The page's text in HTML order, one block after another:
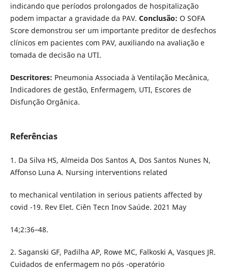
indicando que períodos prolongados de hospitalização
podem impactar a gravidade da PAV. Conclusão: O SOFA
Score demonstrou ser um importante preditor de desfechos
clínicos em pacientes com PAV, auxiliando na avaliação e
tomada de decisão na UTI.
Descritores: Pneumonia Associada à Ventilação Mecânica,
Indicadores de gestão, Enfermagem, UTI, Escores de
Disfunção Orgânica.
Referências
1. Da Silva HS, Almeida Dos Santos A, Dos Santos Nunes N,
Affonso Luna A. Nursing interventions related
to mechanical ventilation in serious patients affected by
covid -19. Rev Elet. Ciên Tecn Inov Saúde. 2021 May
14;2:36–48.
2. Saganski GF, Padilha AP, Rowe MC, Falkoski A, Vasques JR.
Cuidados de enfermagem no pós -operatório